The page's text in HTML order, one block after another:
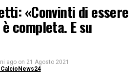
«Convinti di essere
completa. E su
ago on 21 Agosto 2021